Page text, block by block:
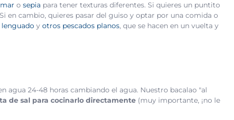
o sepia para tener texturas diferentes. Si quieres un puntito
en cambio, quieres pasar del guiso y optar por una comida o
lenguado y otros pescados planos, que se hacen en un vuelta y
agua 24-48 horas cambiando el agua. Nuestro bacalao "al
de sal para cocinarlo directamente (muy importante, ¡no le